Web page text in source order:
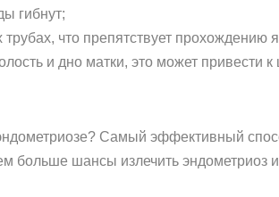
гибнут;
что препятствует прохождению
и дно матки, это может привести
Самый эффективный
больше шансы излечить эндометриоз